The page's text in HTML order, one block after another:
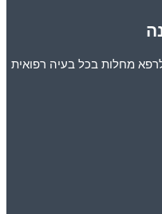
מחלות בכל בעיה רפואית